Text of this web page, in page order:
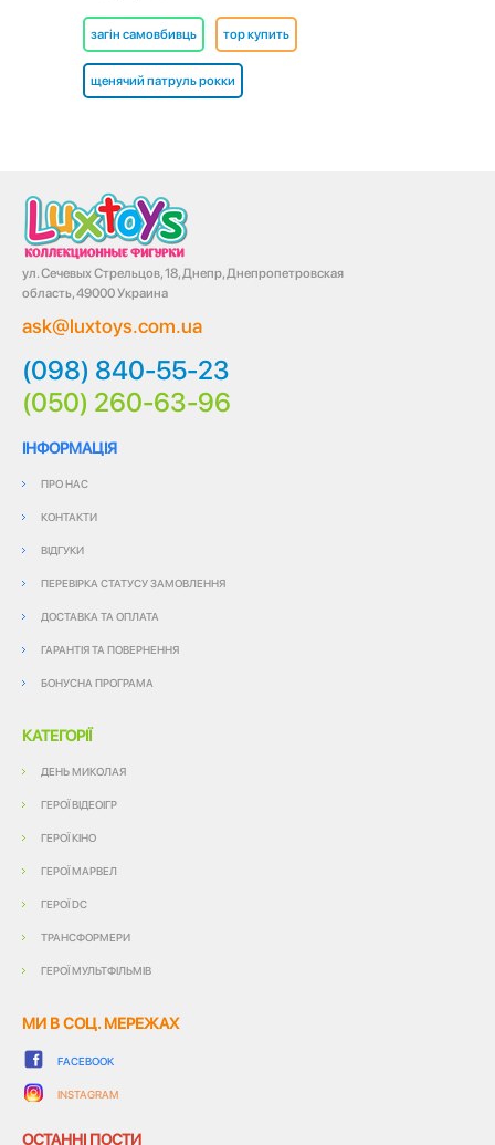
загін самовбивць тор купить
щенячий патруль рокки
ул. Сечевых Стрельцов, 18, Днепр, Днепропетровская
область, 49000 Украина
ask@luxtoys.com.ua
(098) 840-55-23
(050) 260-63-96
ІНФОРМАЦІЯ
ПРО НАС
КОНТАКТИ
ВІДГУКИ
ПЕРЕВІРКА СТАТУСУ ЗАМОВЛЕННЯ
ДОСТАВКА ТА ОПЛАТА
ГАРАНТІЯ ТА ПОВЕРНЕННЯ
БОНУСНА ПРОГРАМА
КАТЕГОРІЇ
ДЕНЬ МИКОЛАЯ
ГЕРОЇ ВІДЕОІГР
ГЕРОЇ КІНО
ГЕРОЇ МАРВЕЛ
ГЕРОЇ DC
ТРАНСФОРМЕРИ
ГЕРОЇ МУЛЬТФІЛЬМІВ
МИ В СОЦ. МЕРЕЖАХ
FACEBOOK
INSTAGRAM
ОСТАННІ ПОСТИ